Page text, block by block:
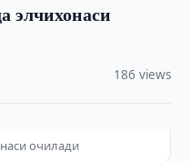
элчихонаси
186 views
очилади